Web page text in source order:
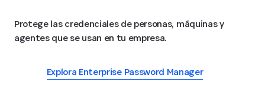
Protege las credenciales de personas, máquinas y
agentes que se usan en tu empresa.
Explora Enterprise Password Manager